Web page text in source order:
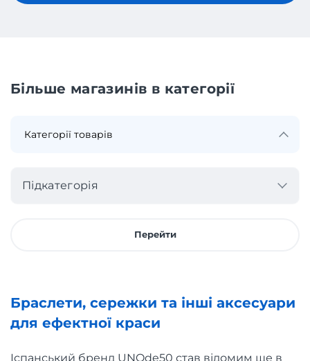
Більше магазинів в категорії
Підкатегорія
Перейти
Браслети, сережки та інші аксесуари
для ефектної краси
Іспанський бренд UNOde50 став відомим ще в